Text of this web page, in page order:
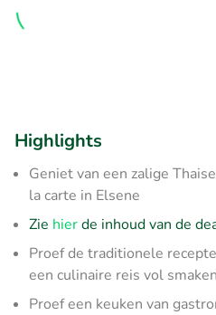
Highlights
Geniet van een zalige
la carte in Elsene
Zie hierde inhoud van de
Proef de traditionele
een culinaire reis vol smaken
Proef een keuken van